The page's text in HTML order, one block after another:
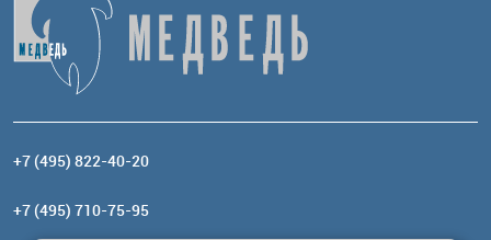
+7 (495) 822-40-20
+7 (495) 710-75-95